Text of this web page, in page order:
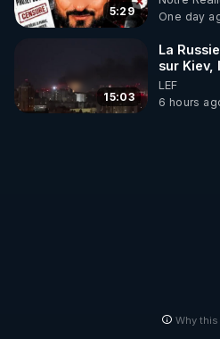
http://rgnr.li/stages
LES CODES PROMO DES
5:29
One day
15:03
La
sur Kiev,
faiblesse
LEF
6 hours
Why this